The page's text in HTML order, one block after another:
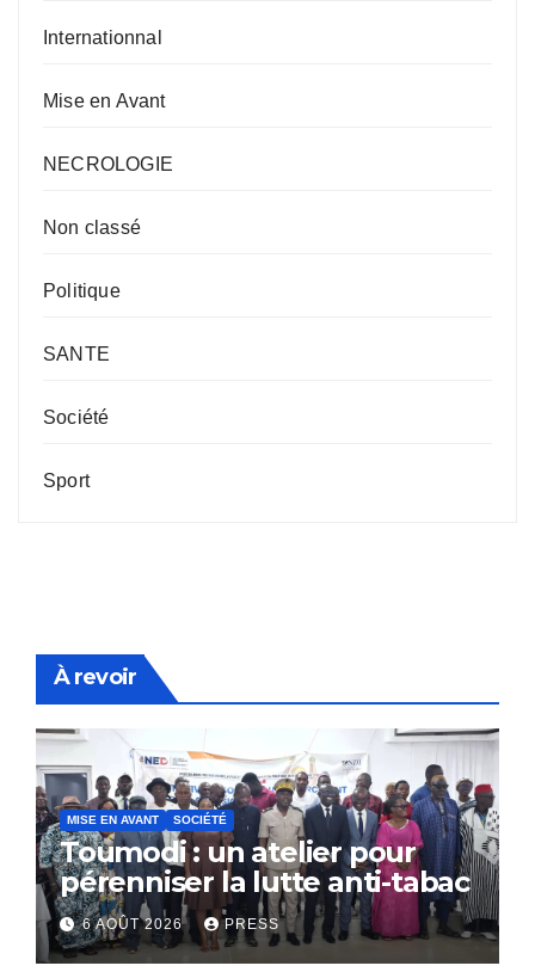
Internationnal
Mise en Avant
NECROLOGIE
Non classé
Politique
SANTE
Société
Sport
À revoir
MISE EN AVANT SOCIÉTÉ
Toumodi : un atelier pour
pérenniser la lutte anti-tabac
6 AOÛT 2026 PRESS